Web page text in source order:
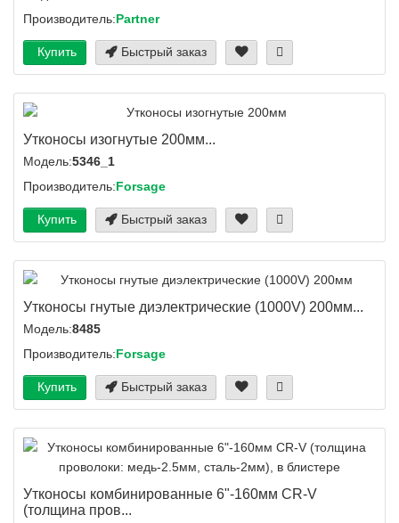
Производитель:Partner
Купить Быстрый заказ
Утконосы изогнутые 200мм...
Модель:5346_1
Производитель:Forsage
Купить Быстрый заказ
Утконосы гнутые диэлектрические (1000V) 200мм...
Модель:8485
Производитель:Forsage
Купить Быстрый заказ
Утконосы комбинированные 6"-160мм CR-V
(толщина пров...